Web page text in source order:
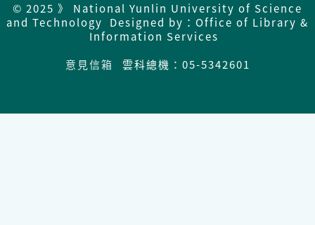
© 2025 》 National Yunlin University of Science
and Technology Designed by：Office of Library &
Information Services
意見信箱
雲科總機：05-5342601